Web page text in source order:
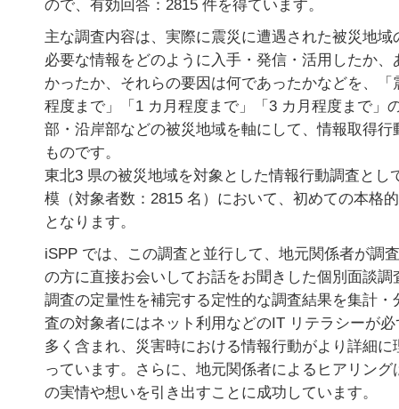
ので、有効回答：2815 件を得ています。
主な調査内容は、実際に震災に遭遇された被災地域
必要な情報をどのように入手・発信・活用したか、
かったか、それらの要因は何であったかなどを、「
程度まで」「1 カ月程度まで」「3 カ月程度まで」
部・沿岸部などの被災地域を軸にして、情報取得行
ものです。
東北3 県の被災地域を対象とした情報行動調査とし
模（対象者数：2815 名）において、初めての本格
となります。
iSPP では、この調査と並行して、地元関係者が調
の方に直接お会いしてお話をお聞きした個別面談調
調査の定量性を補完する定性的な調査結果を集計・
査の対象者にはネット利用などのIT リテラシーが
多く含まれ、災害時における情報行動がより詳細に
っています。さらに、地元関係者によるヒアリン
の実情や想いを引き出すことに成功しています。